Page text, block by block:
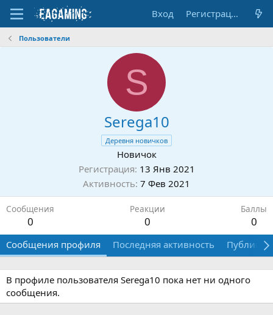
Вход Регистрация
Пользователи
S
Serega10
Деревня новичков
Новичок
Регистрация 13 Янв 2021
Активность 7 Фев 2021
Сообщения
0
Реакции
0
Баллы
0
Сообщения профиля Последняя активность
В профиле пользователя Serega10 пока нет ни одного
сообщения.